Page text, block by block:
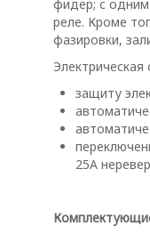
фидер; с
реле. Кроме
фазировки,
защиту
25А